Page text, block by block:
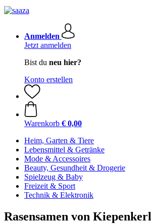
Anmelden
Jetzt anmelden
Bist du neu hier?
Konto erstellen
Warenkorb € 0,00
Heim, Garten & Tiere
Lebensmittel & Getränke
Mode & Accessoires
Beauty, Gesundheit & Drogerie
Spielzeug & Baby
Freizeit & Sport
Technik & Elektronik
Rasensamen von Kiepenkerl